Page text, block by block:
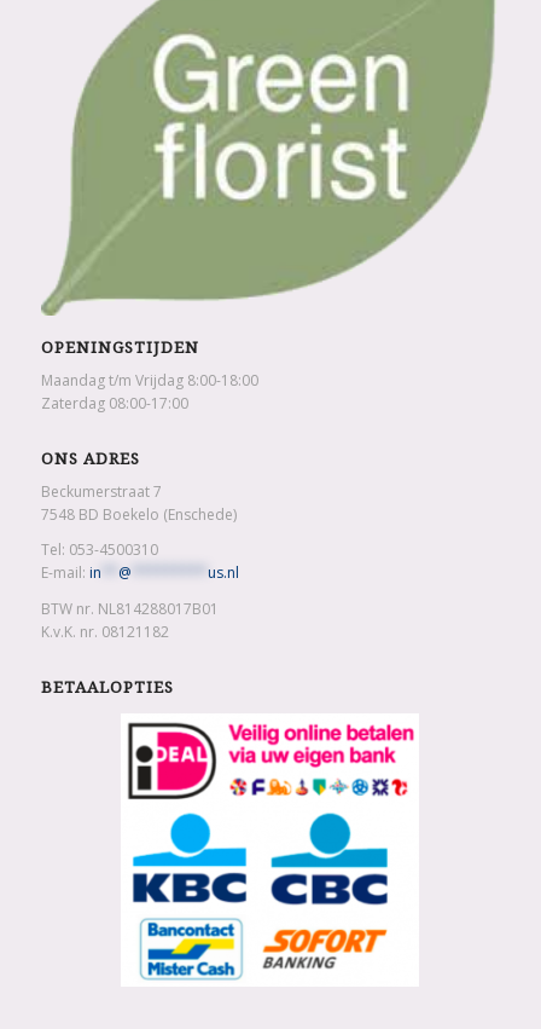
OPENINGSTIJDEN
Maandag t/m Vrijdag 8:00-18:00
Zaterdag 08:00-17:00
ONS ADRES
Beckumerstraat 7
7548 BD Boekelo (Enschede)
Tel: 053-4500310
E-mail: in @
us.nl
BTW nr. NL814288017B01
K.v.K. nr. 08121182
BETAALOPTIES